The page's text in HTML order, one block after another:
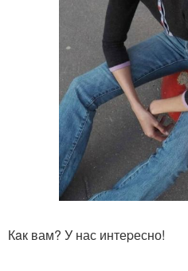
Кaк вам? У нас интеpесно!